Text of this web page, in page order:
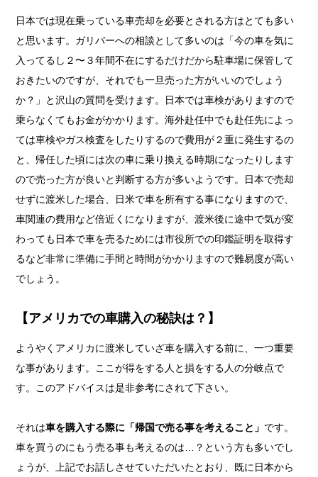
日本では現在乗っている車売却を必要とされる方はとても多い
と思います。ガリバーへの相談として多いのは「今の車を気に
入ってるし２〜３年間不在にするだけだから駐車場に保管して
おきたいのですが、それでも一旦売った方がいいのでしょう
か？」と沢山の質問を受けます。日本では車検がありますので
乗らなくてもお金がかかります。海外赴任中でも赴任先によっ
ては車検やガス検査をしたりするので費用が２重に発生するの
と、帰任した頃には次の車に乗り換える時期になったりします
ので売った方が良いと判断する方が多いようです。日本で売却
せずに渡米した場合、日米で車を所有する事になりますので、
車関連の費用など倍近くになりますが、渡米後に途中で気が変
わっても日本で車を売るためには市役所での印鑑証明を取得す
るなど非常に準備に手間と時間がかかりますので難易度が高い
でしょう。
【アメリカでの車購入の秘訣は？】
ようやくアメリカに渡米していざ車を購入する前に、一つ重要
な事があります。ここが得をする人と損をする人の分岐点で
す。このアドバイスは是非参考にされて下さい。
それは車を購入する際に「帰国で売る事を考えること」 です。
車を買うのにもう売る事も考えるのは…？という方も多いでし
ょうが、上記でお話しさせていただいたとおり、既に日本から